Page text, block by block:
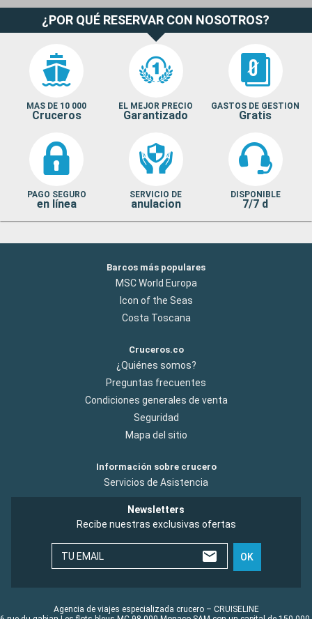
¿POR QUÉ RESERVAR CON NOSOTROS?
MAS DE 10 000
Cruceros
EL MEJOR PRECIO
Garantizado
GASTOS DE GESTION
Gratis
PAGO SEGURO
en línea
SERVICIO DE
anulacion
DISPONIBLE
7/7 d
Barcos más populares
MSC World Europa
Icon of the Seas
Costa Toscana
Cruceros.co
¿Quiénes somos?
Preguntas frecuentes
Condiciones generales de venta
Seguridad
Mapa del sitio
Información sobre crucero
Servicios de Asistencia
Newsletters
Recibe nuestras exclusivas ofertas
TU EMAIL OK
Agencia de viajes especializada crucero – CRUISELINE